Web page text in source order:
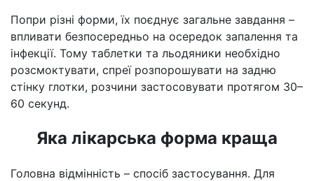
Попри різні форми, їх поєднує загальне завдання –
впливати безпосередньо на осередок запалення та
інфекції. Тому таблетки та льодяники необхідно
розсмоктувати, спреї розпорошувати на задню
стінку глотки, розчини застосовувати протягом 30–
60 секунд.
Яка лікарська форма краща
Головна відмінність – спосіб застосування. Для